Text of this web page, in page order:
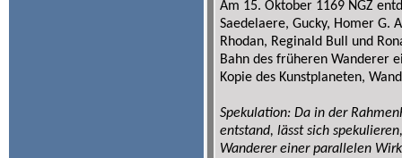
Am 15. Oktober 1169 NGZ
Saedelaere, Gucky, Homer G.
Rhodan, Reginald Bull und
Bahn des früheren Wanderer
Kopie des Kunstplaneten,
Spekulation: Da in der
entstand, lässt sich
Wanderer einer parallelen